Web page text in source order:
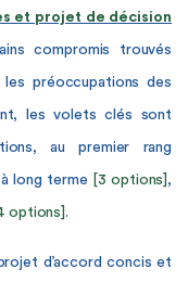
et projet de décision
compromis trouvés
préoccupations des
les volets clés sont
au premier rang
long terme [3 options] ,
options].
d’accord concis et